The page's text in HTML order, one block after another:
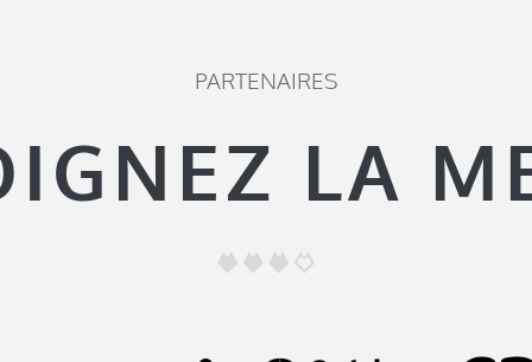
PARTENAIRES
LA